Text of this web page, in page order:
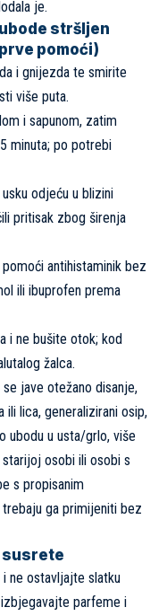
je.
stršljen
pomoći)
i gnijezda te smirite
više puta.
i sapunom, zatim
minuta; po potrebi
odjeću u blizini
pritisak zbog širenja
antihistaminik bez
ili ibuprofen prema
i ne bušite otok; kod
žalca.
jave otežano disanje,
lica, generalizirani osip,
ubodu u usta/grlo, više
osobi ili osobi s
s propisanim
ga primijeniti bez
susrete
ne ostavljajte slatku
parfeme i